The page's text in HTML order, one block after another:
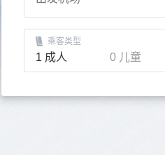
乘客类型
1 成人 0 儿童